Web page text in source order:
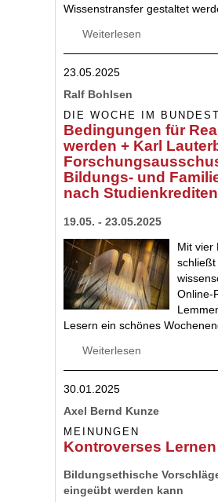
Wissenstransfer gestaltet
Weiterlesen
23.05.2025
Ralf Bohlsen
DIE WOCHE IM
Bedingungen für
werden + Karl
Bildungs- und
nach Studienkrediten
19.05. - 23.05.2025
Mit vier
schließt
Online-
Lesern ein schönes
Weiterlesen
30.01.2025
Axel Bernd Kunze
MEINUNGEN
Kontroverses
Bildungsethische
eingeübt werden kann